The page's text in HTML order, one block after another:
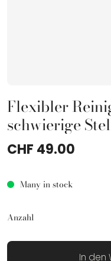
Flexibler
schwierige
CHF 49.00
Many in stock
Anzahl
In den